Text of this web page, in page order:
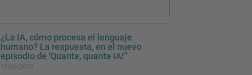
¿La IA, cómo procesa el lenguaje
humano? La respuesta, en el nuevo
episodio de 'Quanta, quanta IA!’'